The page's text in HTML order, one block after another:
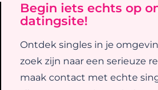
Begin iets echts op
datingsite!
Ontdek singles in je
zoek zijn naar een serieuze
maak contact met echte